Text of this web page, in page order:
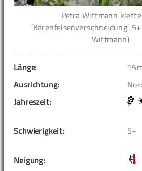
Petra Wittmann
´Bärenfelsenverschneidung´
Wittmann)
Länge:
Ausrichtung:
Jahreszeit:
Schwierigkeit: 5+
Neigung: